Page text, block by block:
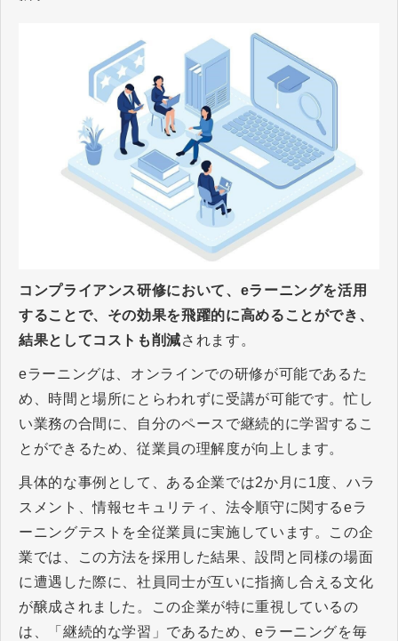
コンプライアンス研修において、eラーニングを活用
することで、その効果を飛躍的に高めることができ、
結果としてコストも削減されます。
eラーニングは、オンラインでの研修が可能であるた
め、時間と場所にとらわれずに受講が可能です。忙し
い業務の合間に、自分のペースで継続的に学習するこ
とができるため、従業員の理解度が向上します。
具体的な事例として、ある企業では2か月に1度、ハラ
スメント、情報セキュリティ、法令順守に関するeラ
ーニングテストを全従業員に実施しています。この企
業では、この方法を採用した結果、設問と同様の場面
に遭遇した際に、社員同士が互いに指摘し合える文化
が醸成されました。この企業が特に重視しているの
は、「継続的な学習」であるため、eラーニングを毎